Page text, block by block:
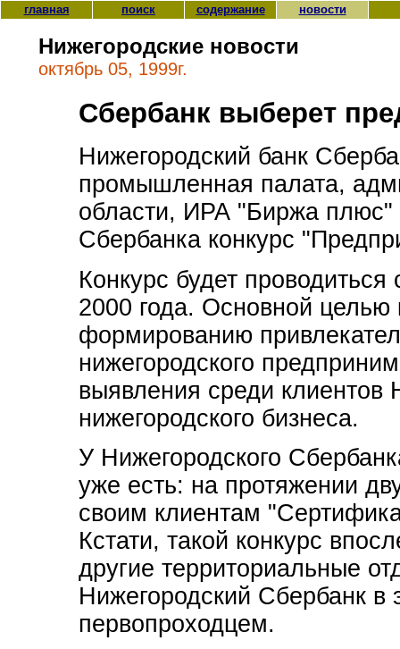
главная поиск содержание новости
Нижегородские новости
октябрь 05, 1999г.
Сбербанк выберет
Нижегородский банк
промышленная палата,
области, ИРА "Биржа плюс"
Сбербанка конкурс
Конкурс будет
2000 года. Основной целью
формированию
нижегородского
выявления среди
нижегородского бизнеса.
У Нижегородского
уже есть: на протяжении
своим клиентам
Кстати, такой конкурс
другие территориальные
Нижегородский Сбербанк
первопроходцем.